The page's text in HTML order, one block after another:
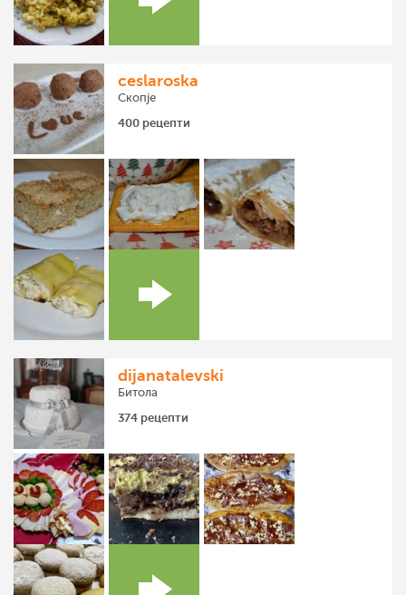
ceslaroska
Скопје
400 рецепти
dijanatalevski
Битола
374 рецепти